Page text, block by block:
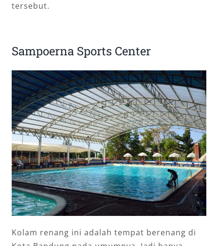
tersebut.
Sampoerna Sports Center
Kolam renang ini adalah tempat berenang di